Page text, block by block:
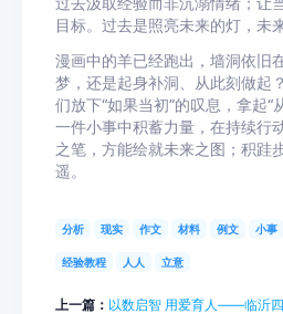
目标。过去是照亮未来的灯，未
漫画中的羊已经跑出，墙洞依旧
梦，还是起身补洞、从此刻做起
们放下“如果当初”的叹息，拿起“
一件小事中积蓄力量，在持续行
之笔，方能绘就未来之图；积跬
遥。
分析 现实 作文 材料 例文 小事
经验教程 人人 立意
上一篇： 以数启智 用爱育人——临沂